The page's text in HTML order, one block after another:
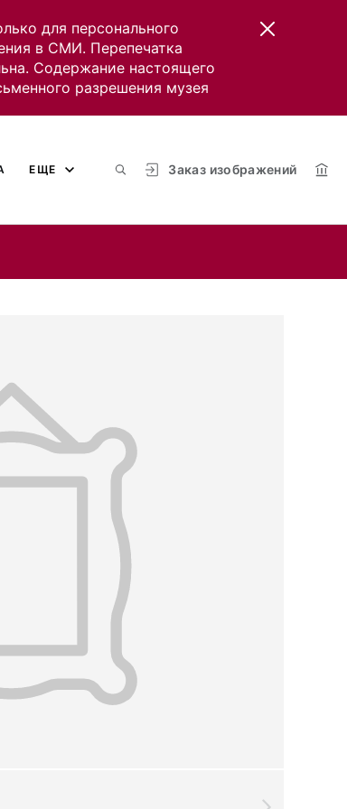
для персонального
в СМИ. Перепечатка
Содержание настоящего
разрешения музея
Заказ изображений
ЕЩЕ